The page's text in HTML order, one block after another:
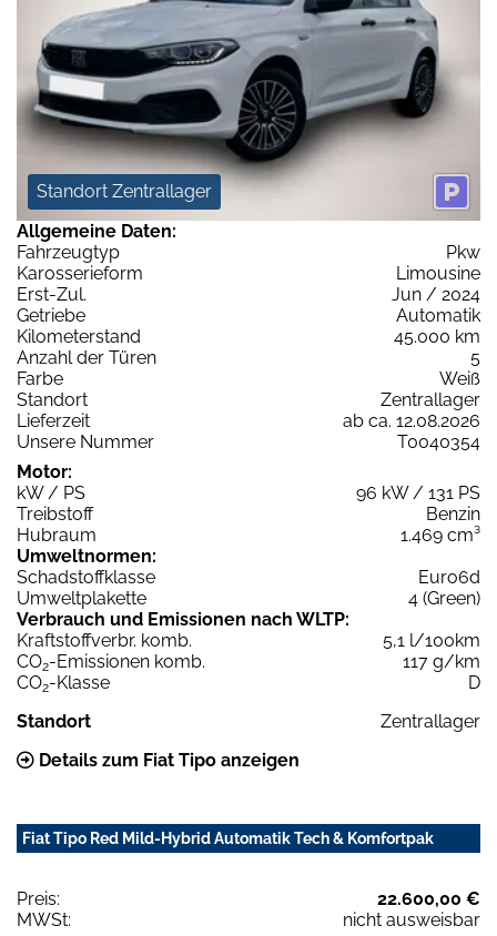
Standort Zentrallager
Allgemeine Daten:
Fahrzeugtyp
Pkw
Karosserieform
Limousine
Erst-Zul.
Jun / 2024
Getriebe
Automatik
Kilometerstand
45.000 km
Anzahl der Türen
5
Farbe
Weiß
Standort
Zentrallager
Lieferzeit
ab ca. 12.08.2026
Unsere Nummer
T0040354
Motor:
kW / PS
96 kW / 131 PS
Treibstoff
Benzin
Hubraum
1.469 cm³
Umweltnormen:
Schadstoffklasse
Euro6d
Umweltplakette
4 (Green)
Verbrauch und Emissionen nach WLTP:
Kraftstoffverbr. komb.
5,1 l/100km
CO2-Emissionen komb.
117 g/km
CO2-Klasse
D
Standort
Zentrallager
Details zum Fiat Tipo anzeigen
Fiat Tipo Red Mild-Hybrid Automatik Tech & Komfortpak
Preis:
22.600,00 €
MWSt:
nicht ausweisbar